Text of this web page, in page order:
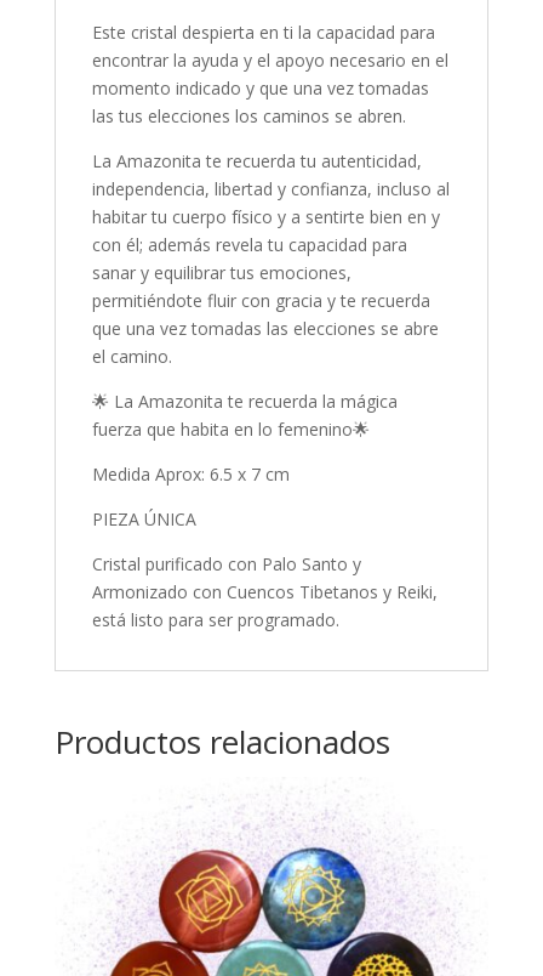
Este cristal despierta en ti la capacidad para
encontrar la ayuda y el apoyo necesario en el
momento indicado y que una vez tomadas
las tus elecciones los caminos se abren.
La Amazonita te recuerda tu autenticidad,
independencia, libertad y confianza, incluso al
habitar tu cuerpo físico y a sentirte bien en y
con él; además revela tu capacidad para
sanar y equilibrar tus emociones,
permitiéndote fluir con gracia y te recuerda
que una vez tomadas las elecciones se abre
el camino.
🌟 La Amazonita te recuerda la mágica
fuerza que habita en lo femenino🌟
Medida Aprox: 6.5 x 7 cm
PIEZA ÚNICA
Cristal purificado con Palo Santo y
Armonizado con Cuencos Tibetanos y Reiki,
está listo para ser programado.
Productos relacionados